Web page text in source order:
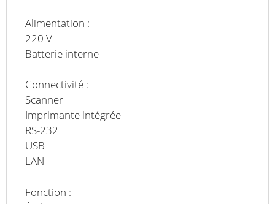
Alimentation :
220 V
Batterie interne
Connectivité :
Scanner
Imprimante intégrée
RS-232
USB
LAN
Fonction :